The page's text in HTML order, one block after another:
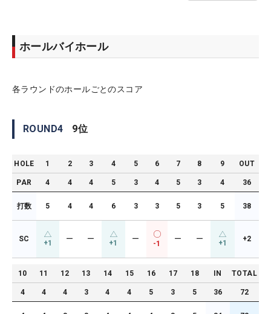
ホールバイホール
各ラウンドのホールごとのスコア
ROUND4 9位
HOLE 1 2 3 4 5 6 7 8 9 OUT
PAR 4 4 4 5 3 4 5 3 4 36
打数 5 4 4 6 3 3 5 3 5 38
SC +1 ー ー +1 ー
-1
ー ー +1 +2
10 11 12 13 14 15 16 17 18 IN TOTAL
4 4 4 3 4 4 5 3 5 36 72